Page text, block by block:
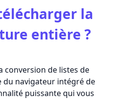
la
entière ?
conversion de listes de
du navigateur intégré de
puissante qui vous